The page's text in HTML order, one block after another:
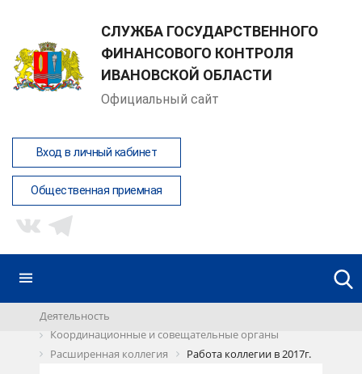
СЛУЖБА ГОСУДАРСТВЕННОГО
ФИНАНСОВОГО КОНТРОЛЯ
ИВАНОВСКОЙ ОБЛАСТИ
Официальный сайт
Вход в личный кабинет
Общественная приемная
Деятельность
Координационные и совещательные органы
Расширенная коллегия
Работа коллегии в 2017г.